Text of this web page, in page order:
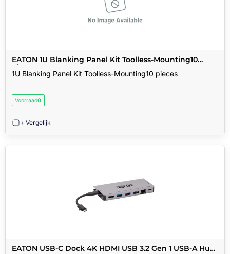
EATON 1U Blanking Panel Kit Toolless-Mounting10
pieces
1U Blanking Panel Kit Toolless-Mounting10 pieces
Voorraad0
+ Vergelijk
EATON USB-C Dock 4K HDMI USB 3.2 Gen 1 USB-A Hub